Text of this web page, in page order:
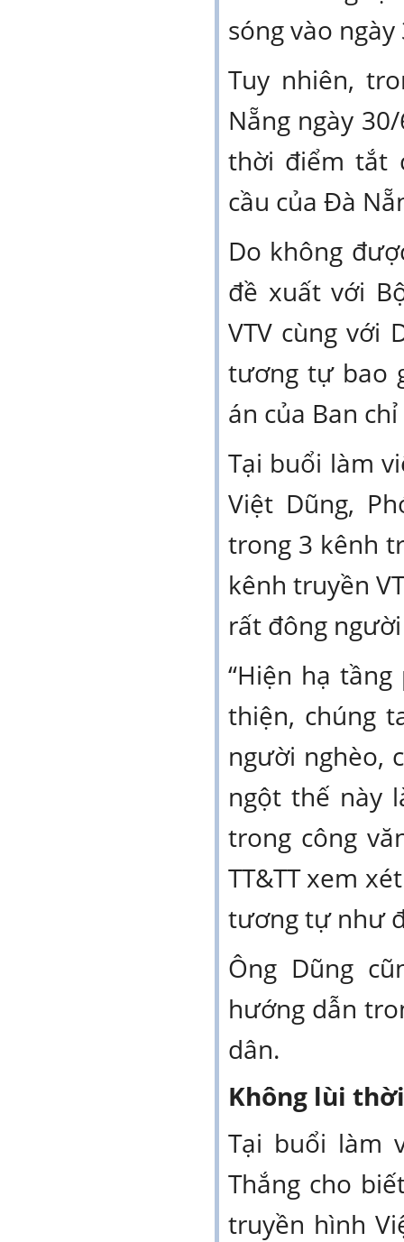
sóng vào
Tuy nhiên,
Nẵng ngày
thời điểm tắt
cầu của Đà
Do không
đề xuất với
VTV cùng với
tương tự bao
án của Ban
Tại buổi làm
Việt Dũng,
trong 3 kênh
kênh truyền
rất đông
“Hiện hạ
thiện, chúng
người nghèo,
ngột thế này
trong công
TT&TT xem
tương tự như
Ông Dũng
hướng dẫn
dân.
Không lùi
Tại buổi làm
Thắng cho
truyền hình